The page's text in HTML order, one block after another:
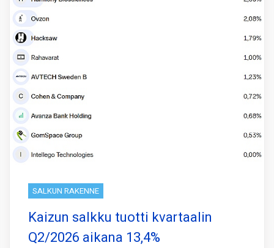
SALKUN RAKENNE
Kaizun salkku tuotti kvartaalin
Q2/2026 aikana 13,4%